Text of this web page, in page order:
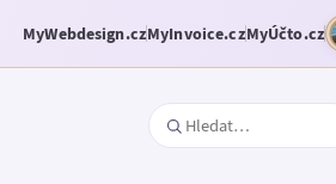
MyWebdesign.czMyInvoice.czMyÚčto.cz